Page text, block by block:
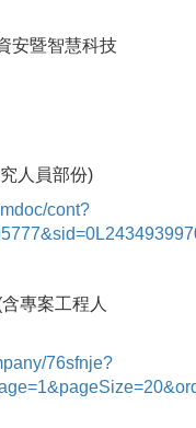
安暨智慧科技
人員部份)
cont?
專案工程人
76sfnje?